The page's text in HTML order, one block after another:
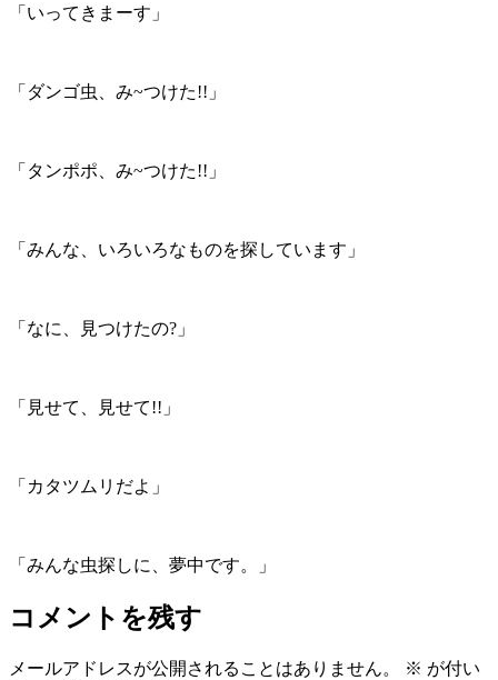
「いってきまーす」
「ダンゴ虫、み~つけた!!」
「タンポポ、み~つけた!!」
「みんな、いろいろなものを探しています」
「なに、見つけたの?」
「見せて、見せて!!」
「カタツムリだよ」
「みんな虫探しに、夢中です。」
コメントを残す
メールアドレスが公開されることはありません。 ※ が付い